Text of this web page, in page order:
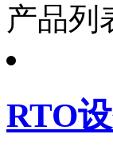
产品列
RTO